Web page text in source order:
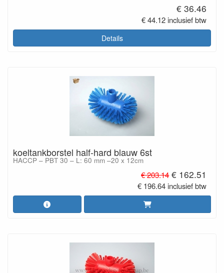
€ 36.46
€ 44.12 inclusief btw
Details
koeltankborstel half-hard blauw 6st
HACCP – PBT 30 – L: 60 mm –20 x 12cm
€ 203.14 € 162.51
€ 196.64 inclusief btw